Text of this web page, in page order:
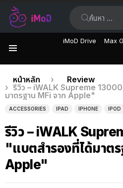
iMoD Drive Max
เรื่อง
ล่าสุด
คุณอยู่ที่นี่:
หน้าหลัก
Review
รีวิว – iWALK Supreme
มาตรฐาน MFi จาก Apple"
ACCESSORIES IPAD IPHONE IPOD
รีวิว – iWALK
"แบตสำรองที่ได้มาตร
Apple"